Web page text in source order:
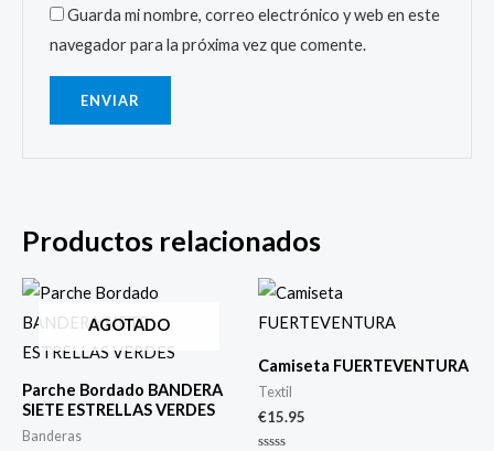
Guarda mi nombre, correo electrónico y web en este
navegador para la próxima vez que comente.
Productos relacionados
AGOTADO
Parche Bordado BANDERA
SIETE ESTRELLAS VERDES
Banderas
Camiseta FUERTEVENTURA
Textil
€15.95